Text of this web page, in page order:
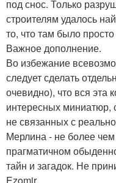
под снос. Только
строителям удалось
то, что там было
Важное дополнение.
Во избежание
следует сделать
очевидно), что вся эта
интересных миниатюр,
не связанных с
Мерлина - не более
прагматичном
тайн и загадок. Не
Ezomir.